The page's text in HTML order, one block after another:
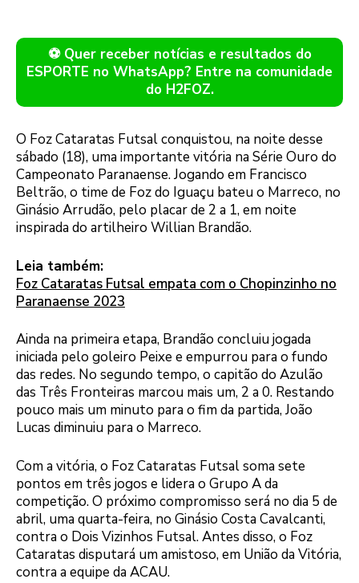
⚽ Quer receber notícias e resultados do
ESPORTE no WhatsApp? Entre na comunidade
do H2FOZ.
O Foz Cataratas Futsal conquistou, na noite desse
sábado (18), uma importante vitória na Série Ouro do
Campeonato Paranaense. Jogando em Francisco
Beltrão, o time de Foz do Iguaçu bateu o Marreco, no
Ginásio Arrudão, pelo placar de 2 a 1, em noite
inspirada do artilheiro Willian Brandão.
Leia também:
Foz Cataratas Futsal empata com o Chopinzinho no
Paranaense 2023
Ainda na primeira etapa, Brandão concluiu jogada
iniciada pelo goleiro Peixe e empurrou para o fundo
das redes. No segundo tempo, o capitão do Azulão
das Três Fronteiras marcou mais um, 2 a 0. Restando
pouco mais um minuto para o fim da partida, João
Lucas diminuiu para o Marreco.
Com a vitória, o Foz Cataratas Futsal soma sete
pontos em três jogos e lidera o Grupo A da
competição. O próximo compromisso será no dia 5 de
abril, uma quarta-feira, no Ginásio Costa Cavalcanti,
contra o Dois Vizinhos Futsal. Antes disso, o Foz
Cataratas disputará um amistoso, em União da Vitória,
contra a equipe da ACAU.